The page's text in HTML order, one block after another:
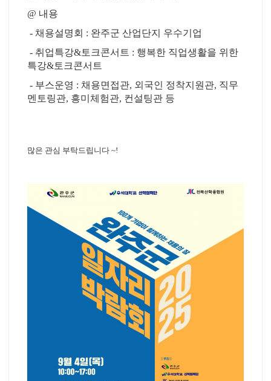
@ 내용
- 채용설명회 : 완주군 산업단지 우수기업
- 취업특강&토크콘서트 : 행복한 직업생활을 위한
특강&토크콘서트
- 부스운영 : 채용면접관, 외국인 정착지원관, 직무
멘토링관, 흥미체험관, 컨설팅관 등
많은 관심 부탁드립니다 ~!